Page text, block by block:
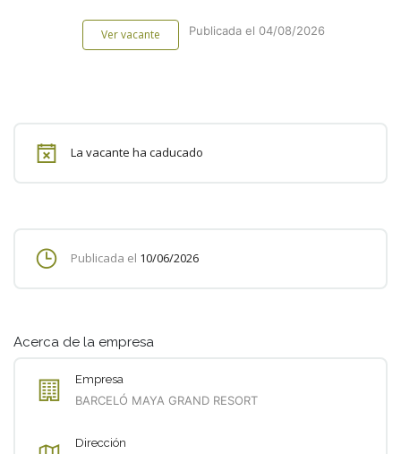
Ver vacante Publicada el 04/08/2026
La vacante ha caducado
Publicada el 10/06/2026
Acerca de la empresa
Empresa
BARCELÓ MAYA GRAND RESORT
Dirección